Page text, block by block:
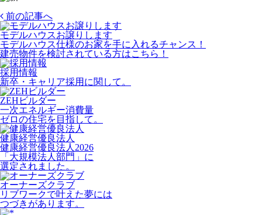
前の記事へ
モデルハウスお譲りします
モデルハウス仕様のお家を手に入れるチャンス！
建売物件を検討されている方はこちら！
採用情報
新卒・キャリア採用に関して。
ZEHビルダー
一次エネルギー消費量
ゼロの住宅を目指して。
健康経営優良法人
健康経営優良法人2026
「大規模法人部門」に
選定されました。
オーナーズクラブ
リブワークで叶えた夢には
つづきがあります。